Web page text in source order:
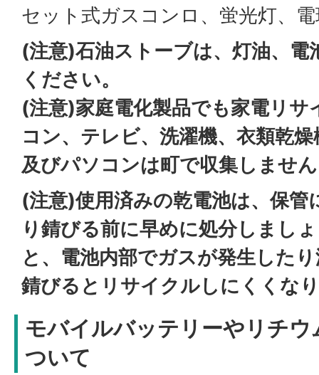
セット式ガスコンロ、蛍光灯、
(注意)石油ストーブは、灯油、
ください。
(注意)家庭電化製品でも家電リサ
コン、テレビ、洗濯機、衣類乾
及びパソコンは町で収集しませ
(注意)使用済みの乾電池は、保
り錆びる前に早めに処分しまし
と、電池内部でガスが発生した
錆びるとリサイクルしにくくな
モバイルバッテリーやリチ
ついて